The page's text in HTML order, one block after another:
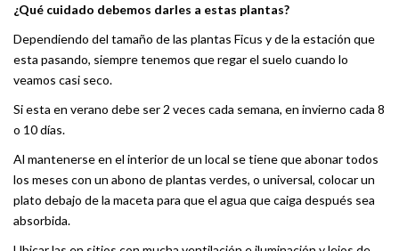
¿Qué cuidado debemos darles a estas plantas?
Dependiendo del tamaño de las plantas Ficus y de la estación que
esta pasando, siempre tenemos que regar el suelo cuando lo
veamos casi seco.
Si esta en verano debe ser 2 veces cada semana, en invierno cada 8
o 10 días.
Al mantenerse en el interior de un local se tiene que abonar todos
los meses con un abono de plantas verdes, o universal, colocar un
plato debajo de la maceta para que el agua que caiga después sea
absorbida.